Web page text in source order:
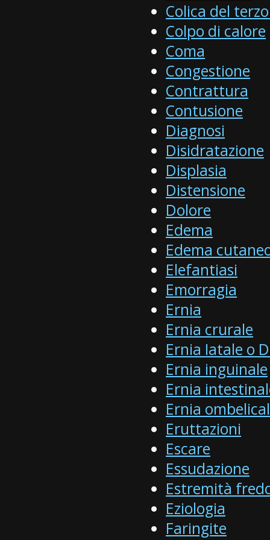
Colica del
Colpo di calore
Coma
Congestione
Contrattura
Contusione
Diagnosi
Disidratazione
Displasia
Distensione
Dolore
Edema
Edema
Elefantiasi
Emorragia
Ernia
Ernia crurale
Ernia Iatale o
Ernia inguinale
Ernia
Ernia
Eruttazioni
Escare
Essudazione
Estremità
Eziologia
Faringite